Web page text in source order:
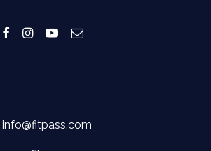
info@fitpass.com